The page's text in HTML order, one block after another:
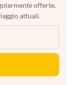
offerte,
attuali.